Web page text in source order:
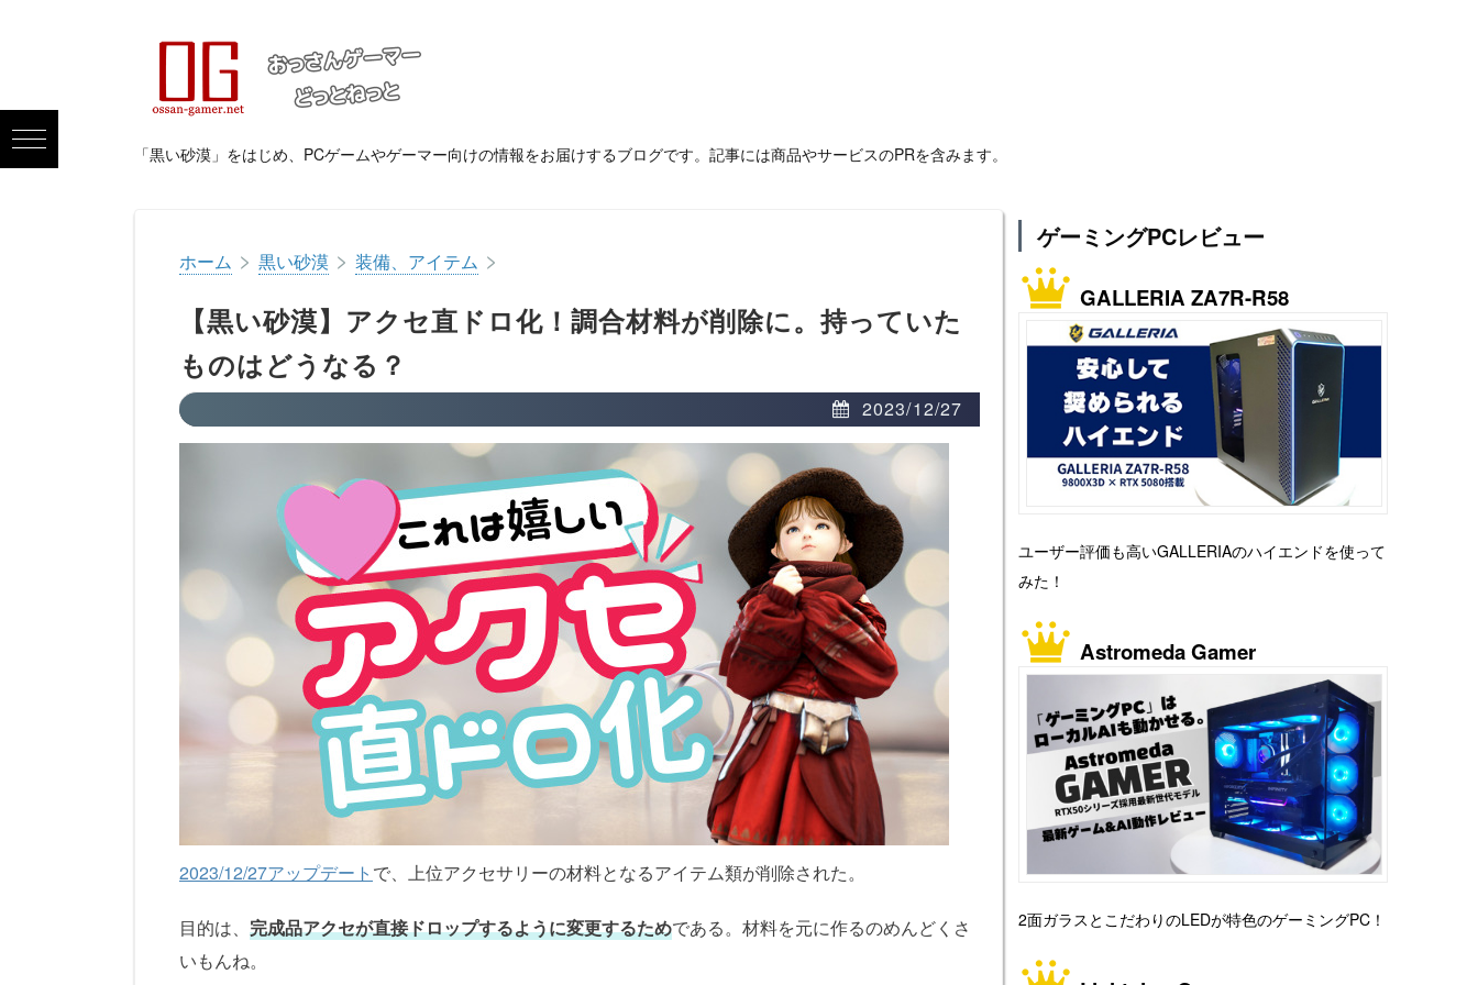
「黒い砂漠」をはじめ、PCゲームやゲーマー向けの情報をお届けするブログです。記事には商品やサービスのPRを含みます。
ホーム > 黒い砂漠 > 装備、アイテム >
【黒い砂漠】アクセ直ドロ化！調合材料が削除に。持っていた
ものはどうなる？
2023/12/27
2023/12/27アップデート で、上位アクセサリーの材料となるアイテム類が削除された。
目的は、 完成品アクセが直接ドロップするように変更するためである。材料を元に作るのめんどくさ
いもんね。
ゲーミングPCレビュー
GALLERIA ZA7R-R58
ユーザー評価も高いGALLERIAのハイエンドを使って
みた！
Astromeda Gamer
2面ガラスとこだわりのLEDが特色のゲーミングPC！